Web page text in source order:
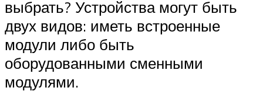
выбрать? Устройства могут быть
двух видов: иметь встроенные
модули либо быть
оборудованными сменными
модулями.